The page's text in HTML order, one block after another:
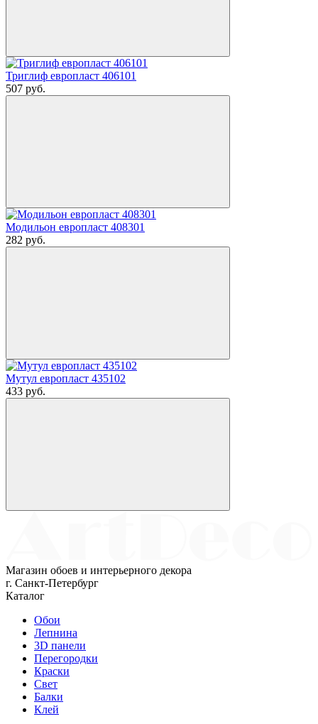
Триглиф европласт 406101
507 руб.
Модильон европласт 408301
282 руб.
Мутул европласт 435102
433 руб.
Магазин обоев и интерьерного декора
г. Санкт-Петербург
Каталог
Обои
Лепнина
3D панели
Перегородки
Краски
Свет
Балки
Клей